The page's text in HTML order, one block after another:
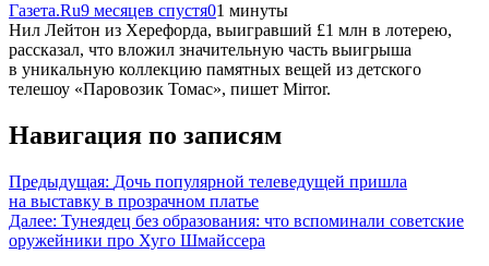
Газета.Ru9 месяцев спустя01 минуты
Нил Лейтон из Херефорда, выигравший £1 млн в лотерею,
рассказал, что вложил значительную часть выигрыша
в уникальную коллекцию памятных вещей из детского
телешоу «Паровозик Томас», пишет Mirror.
Навигация по записям
Предыдущая: Дочь популярной телеведущей пришла
на выставку в прозрачном платье
Далее: Тунеядец без образования: что вспоминали советские
оружейники про Хуго Шмайссера